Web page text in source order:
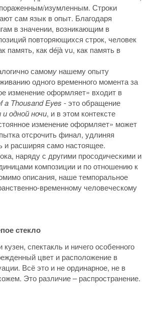
изумленным. Строки
сам язык в опыт. Благодаря
в значении, возникающим в
повторяющихся строк, человек
память, как déjà vu, как память в
самому нашему опыту
одного временного момента за
изменение оформляет» входит в
a Thousand Eyes -это обращение
одной ночи, и в этом контексте
изменение оформляет» может
отсрочить финал, удлиняя
и расширяя само настоящее.
наряду с другими просодическими и
композиции и по отношению к
описания, наше темпоральное
временному человеческому
стекло
кузен, спектакль и ничего особенного
цвет и расположение в
Всё это и не ординарное, не в
Это различие – распространение.